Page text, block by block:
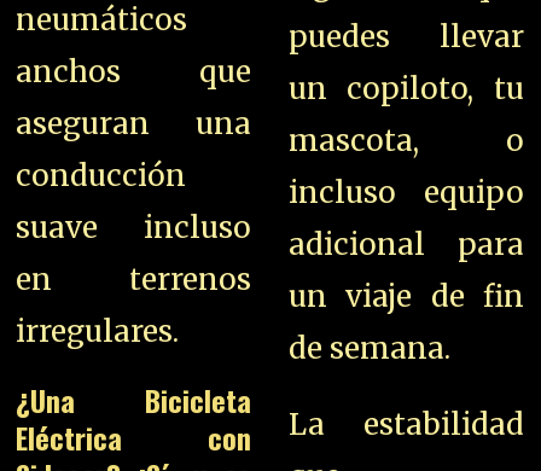
neumáticos
anchos que
aseguran una
conducción
suave incluso
en terrenos
irregulares.
¿Una Bicicleta
Eléctrica con
puedes llevar
un copiloto, tu
mascota, o
incluso equipo
adicional para
un viaje de fin
de semana.
La estabilidad